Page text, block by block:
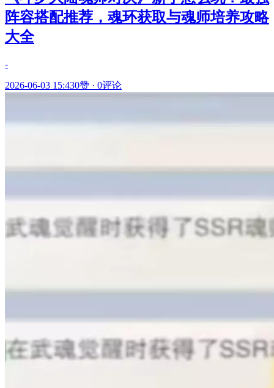
阵容搭配推荐，魂环获取与魂师培养攻略
大全
-
2026-06-03 15:430赞 · 0评论